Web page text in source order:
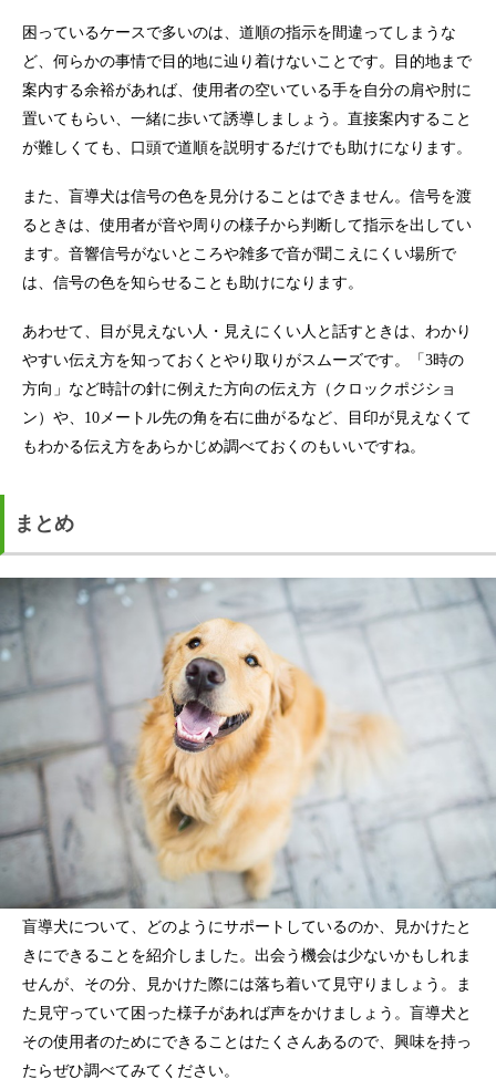
困っているケースで多いのは、道順の指示を間違ってしまうな
ど、何らかの事情で目的地に辿り着けないことです。目的地まで
案内する余裕があれば、使用者の空いている手を自分の肩や肘に
置いてもらい、一緒に歩いて誘導しましょう。直接案内すること
が難しくても、口頭で道順を説明するだけでも助けになります。
また、盲導犬は信号の色を見分けることはできません。信号を渡
るときは、使用者が音や周りの様子から判断して指示を出してい
ます。音響信号がないところや雑多で音が聞こえにくい場所で
は、信号の色を知らせることも助けになります。
あわせて、目が見えない人・見えにくい人と話すときは、わかり
やすい伝え方を知っておくとやり取りがスムーズです。「3時の
方向」など時計の針に例えた方向の伝え方（クロックポジショ
ン）や、10メートル先の角を右に曲がるなど、目印が見えなくて
もわかる伝え方をあらかじめ調べておくのもいいですね。
まとめ
盲導犬について、どのようにサポートしているのか、見かけたと
きにできることを紹介しました。出会う機会は少ないかもしれま
せんが、その分、見かけた際には落ち着いて見守りましょう。ま
た見守っていて困った様子があれば声をかけましょう。盲導犬と
その使用者のためにできることはたくさんあるので、興味を持っ
たらぜひ調べてみてください。